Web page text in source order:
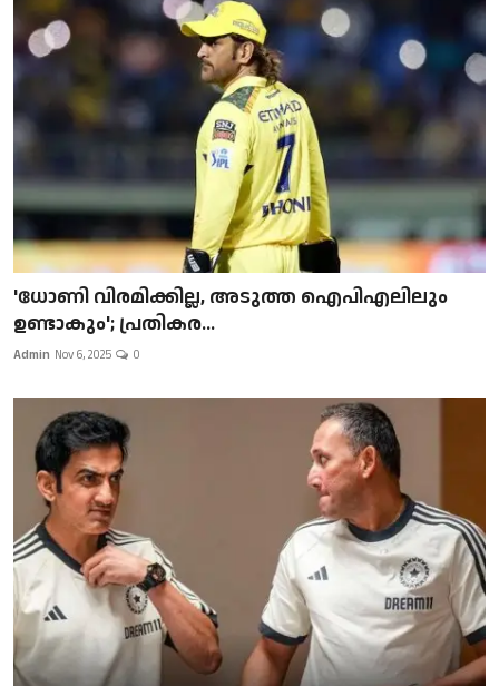
'ധോണി വിരമിക്കില്ല, അടുത്ത ഐപിഎലിലും
ഉണ്ടാകും'; പ്രതികര...
Admin Nov 6, 2025 0